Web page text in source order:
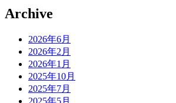
Archive
2026年6月
2026年2月
2026年1月
2025年10月
2025年7月